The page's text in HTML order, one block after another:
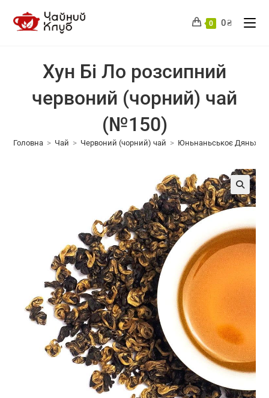
0 0₴
Хун Бі Ло розсипний
червоний (чорний) чай
(№150)
Головна > Чай > Червоний (чорний) чай > Юньнаньськоє Дяньхун
🔍